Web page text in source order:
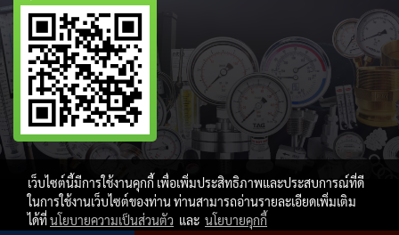
เว็บไซต์นี้มีการใช้งานคุกกี้ เพื่อเพิ่มประสิทธิภาพและประสบการณ์ที่ดี
ในการใช้งานเว็บไซต์ของท่าน ท่านสามารถอ่านรายละเอียดเพิ่มเติม
ได้ที่นโยบายความเป็นส่วนตัว และ นโยบายคุกกี้